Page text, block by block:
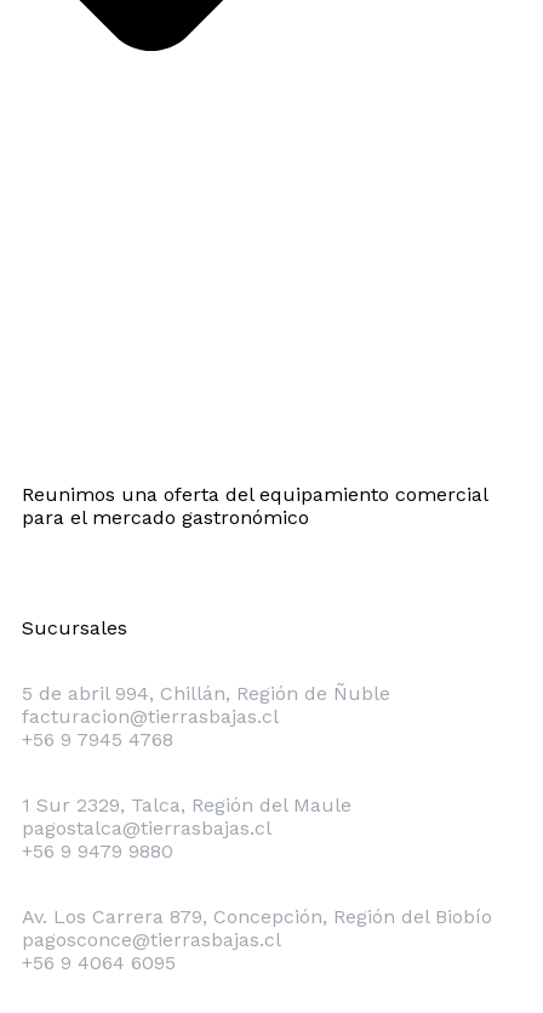
Reunimos una oferta del equipamiento comercial
para el mercado gastronómico
Sucursales
5 de abril 994, Chillán, Región de Ñuble
facturacion@tierrasbajas.cl
+56 9 7945 4768
1 Sur 2329, Talca, Región del Maule
pagostalca@tierrasbajas.cl
+56 9 9479 9880
Av. Los Carrera 879, Concepción, Región del Biobío
pagosconce@tierrasbajas.cl
+56 9 4064 6095